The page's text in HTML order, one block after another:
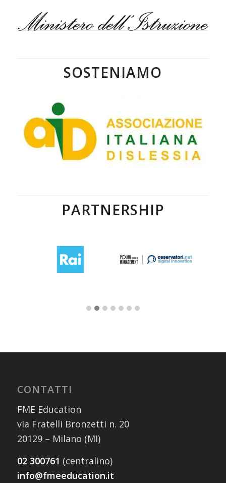
SOSTENIAMO
PARTNERSHIP
CONTATTI
FME Education
via Fratelli Bronzetti n. 20
20129 – Milano (MI)
02 300761 (centralino)
info@fmeeducation.it